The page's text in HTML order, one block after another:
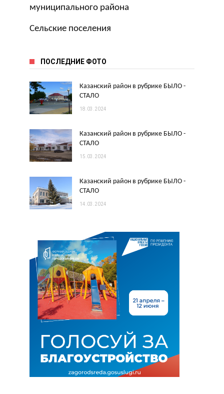
муниципального района
Сельские поселения
ПОСЛЕДНИЕ ФОТО
Казанский район в рубрике БЫЛО -
СТАЛО
18.03.2024
Казанский район в рубрике БЫЛО -
СТАЛО
15.03.2024
Казанский район в рубрике БЫЛО -
СТАЛО
14.03.2024